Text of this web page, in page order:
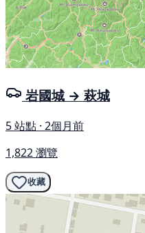
岩國城 → 萩城
5 站點 · 2個月前
1,822 瀏覽
收藏